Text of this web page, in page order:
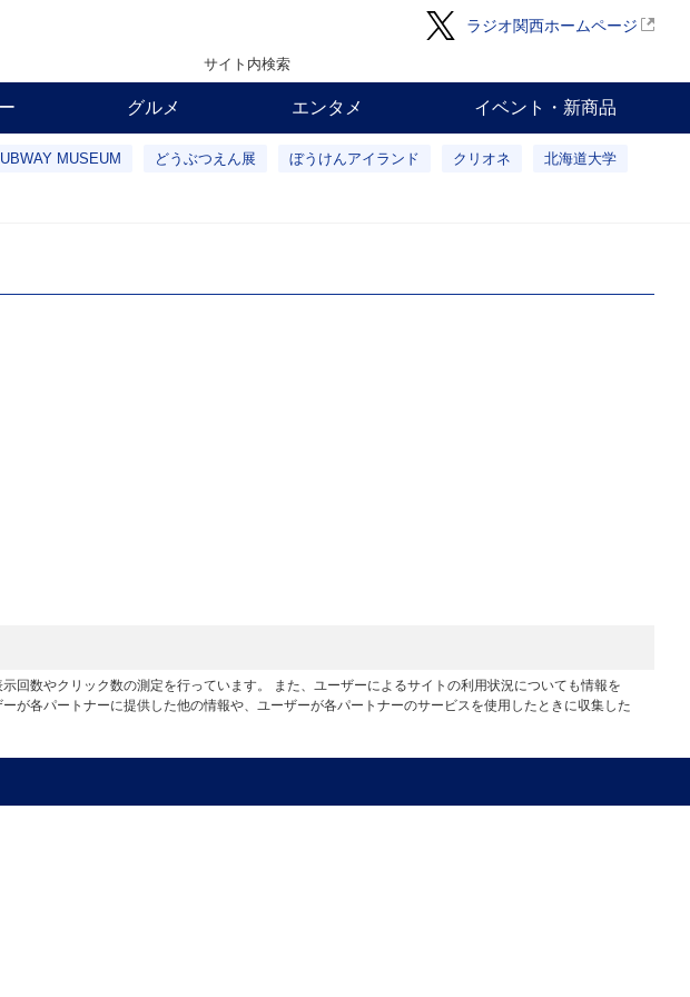
ラジオ関西ホームページ
サイト内検索
グルメ エンタメ イベント・新商品
MUSEUM どうぶつえん展 ぼうけんアイランド クリオネ 北海道大学
数やクリック数の測定を行っています。 また、ユーザーによるサイトの利用状況についても情報を
各パートナーに提供した他の情報や、ユーザーが各パートナーのサービスを使用したときに収集した